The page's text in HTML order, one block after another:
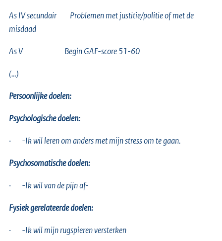
As IV secundair Problemen met justitie/politie of met de
misdaad
As V Begin GAF-score 51-60
(…)
Persoonlijke doelen:
Psychologische doelen:
· -Ik wil leren om anders met mijn stress om te gaan.
Psychosomatische doelen:
· -Ik wil van de pijn af-
Fysiek gerelateerde doelen:
· -Ik wil mijn rugspieren versterken